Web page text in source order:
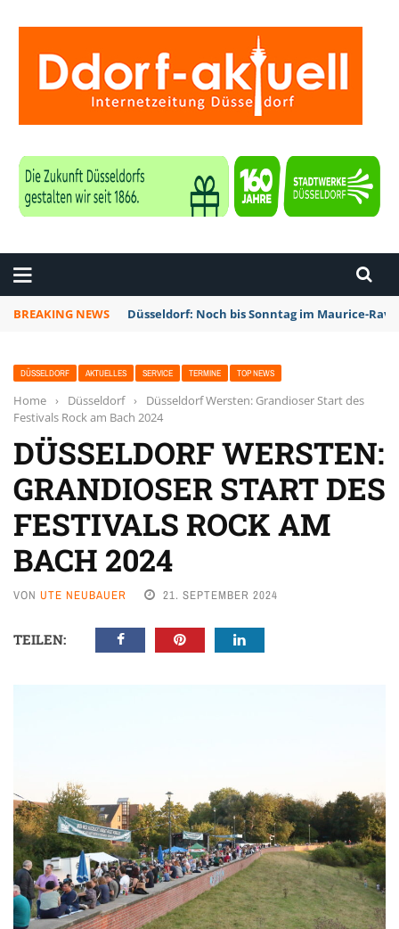
BREAKING NEWS Düsseldorf: Noch bis Sonntag im Maurice-
DÜSSELDORF AKTUELLES SERVICE TERMINE TOP NEWS
Home › Düsseldorf ›
Düsseldorf Wersten: Grandioser Start des
Festivals Rock am Bach 2024
DÜSSELDORF WERSTEN:
GRANDIOSER START DES
FESTIVALS ROCK AM
BACH 2024
VON UTE NEUBAUER 21. SEPTEMBER 2024
TEILEN: